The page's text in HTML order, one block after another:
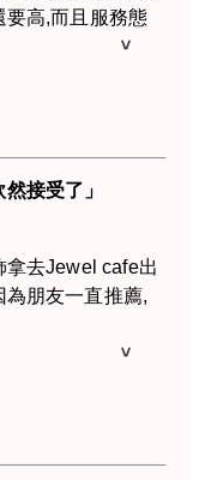
要高,而且服務態
覺很舒適,有機會
接受了」
拿去Jewel cafe出
朋友一直推薦,
「來賣壞掉的金
於放下來。最後